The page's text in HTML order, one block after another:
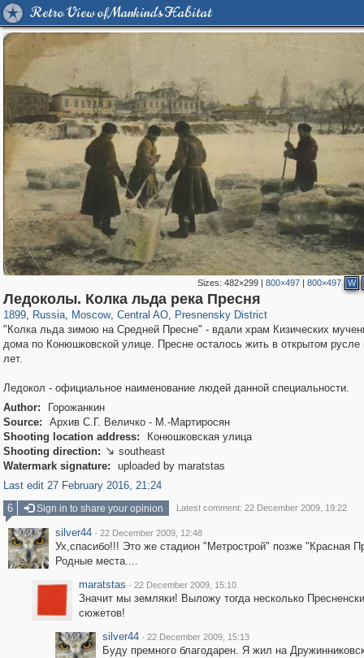
Retro View of Mankind's Habitat
Sizes: 482×299| 800×497| 800×497 W
Ледоколы. Колка льда река Пресня
1899, Russia
1,407,348 29,248
, Moscow
319,882 8,286
, Central AO
160,021 5,916
, Presnensky District
13,345 396
"Колка льда зимою на Средней Пресне" - вдали храм Кизических
дома по Конюшковской улице. Пресне осталось жить в открытом русле
лет.
Ледокол - официальное наименование людей данной специальности.
Author:
Горожанкин
Source:
Архив С.Г. Величко - М.-Мартиросян
Shooting location address:
Конюшковская улица
Shooting direction:  southeast
Watermark signature:
uploaded by maratstas
Last edit 27 February 2016, 21:24
6
Sign in to share your opinion Latest comment: 22 December 2009, 19:22
silver44 · 22 December 2009, 12:48
Ух,спасибо!!! Это же стадион "Метрострой" позже "Красная
Родные места....
maratstas · 22 December 2009, 15:10
Значит мы земляки! Выложу тогда несколько
сюжетов!
silver44 · 22 December 2009, 15:13
Буду премного благодарен. Я жил на